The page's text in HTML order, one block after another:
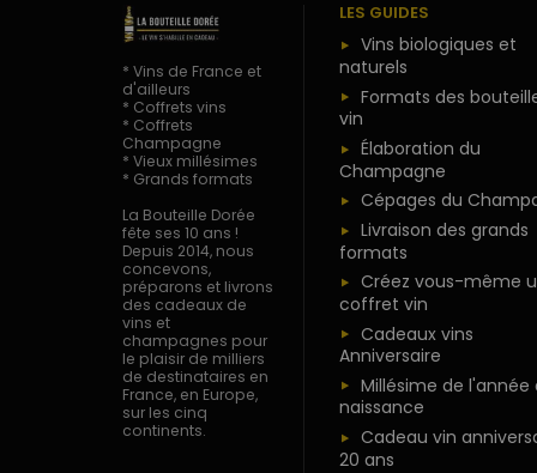
* Vins de France et
d'ailleurs
* Coffrets vins
* Coffrets
Champagne
* Vieux millésimes
* Grands formats
La Bouteille Dorée
fête ses 10 ans !
Depuis 2014, nous
concevons,
préparons et livrons
des cadeaux de
vins et
champagnes pour
le plaisir de milliers
de destinataires en
France, en Europe,
sur les cinq
continents.
LES GUIDES
Vins biologiques et
naturels
Formats des
vin
Élaboration du
Champagne
Cépages du
Livraison des grands
formats
Créez vous-même
coffret vin
Cadeaux vins
Anniversaire
Millésime de l'année
naissance
Cadeau vin
20 ans